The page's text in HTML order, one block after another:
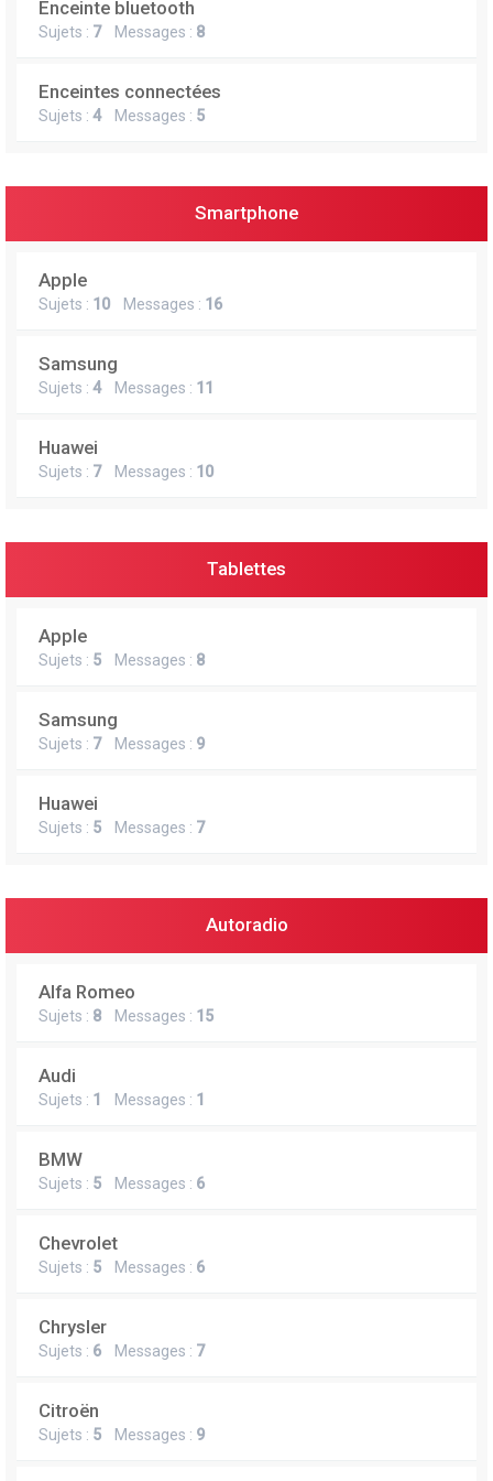
Enceinte bluetooth
Sujets : 7Messages : 8
Enceintes connectées
Sujets : 4Messages : 5
Smartphone
Apple
Sujets : 10 Messages : 16
Samsung
Sujets : 4Messages : 11
Huawei
Sujets : 7Messages : 10
Tablettes
Apple
Sujets : 5 Messages : 8
Samsung
Sujets : 7Messages : 9
Huawei
Sujets : 5 Messages : 7
Autoradio
Alfa Romeo
Sujets : 8 Messages : 15
Audi
Sujets : 1 Messages : 1
BMW
Sujets : 5 Messages : 6
Chevrolet
Sujets : 5 Messages : 6
Chrysler
Sujets : 6 Messages : 7
Citroën
Sujets : 5 Messages : 9